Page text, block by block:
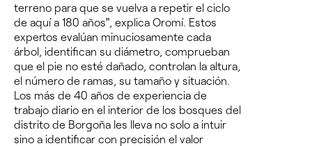
terreno para que se vuelva a repetir el ciclo
de aquí a 180 años”, explica Oromí. Estos
expertos evalúan minuciosamente cada
árbol, identifican su diámetro, comprueban
que el pie no esté dañado, controlan la altura,
el número de ramas, su tamaño y situación.
Los más de 40 años de experiencia de
trabajo diario en el interior de los bosques del
distrito de Borgoña les lleva no solo a intuir
sino a identificar con precisión el valor